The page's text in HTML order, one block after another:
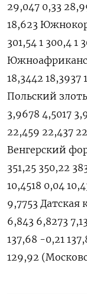
29,047 0,33
18,623
301,54 1 300,4 1
18,3442 18,3937
Польский
3,9678 4,5017
22,459 22,437
Венгерский
351,25 350,22
10,4518 0,04
9,7753 Датская
6,843 6,8273
137,68 -0,21
129,92